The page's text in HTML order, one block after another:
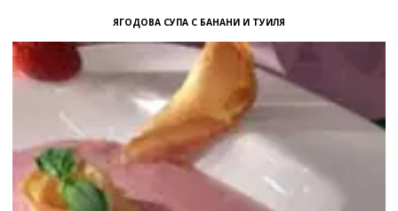
ЯГОДОВА СУПА С БАНАНИ И ТУИЛЯ